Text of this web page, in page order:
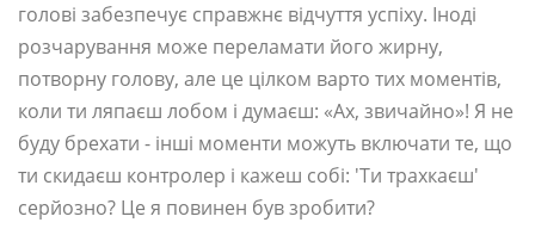
голові забезпечує справжнє відчуття успіху. Іноді
розчарування може переламати його жирну,
потворну голову, але це цілком варто тих моментів,
коли ти ляпаєш лобом і думаєш: «Ах, звичайно»! Я не
буду брехати - інші моменти можуть включати те, що
ти скидаєш контролер і кажеш собі: 'Ти трахкаєш'
серйозно? Це я повинен був зробити?